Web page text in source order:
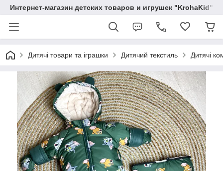
Интернет-магазин детских товаров и игрушек "KrohaKid"
Дитячі товари та іграшки Дитячий текстиль Дитячі